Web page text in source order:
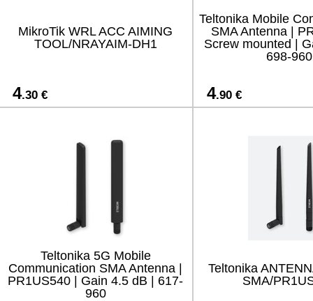
MikroTik WRL ACC AIMING
TOOL/NRAYAIM-DH1
4.30 €
Teltonika Mobile
SMA Antenna |
Screw mounted |
698-960
4.90 €
Teltonika 5G Mobile
Communication SMA Antenna |
PR1US540 | Gain 4.5 dB | 617-
960
Teltonika
SMA/